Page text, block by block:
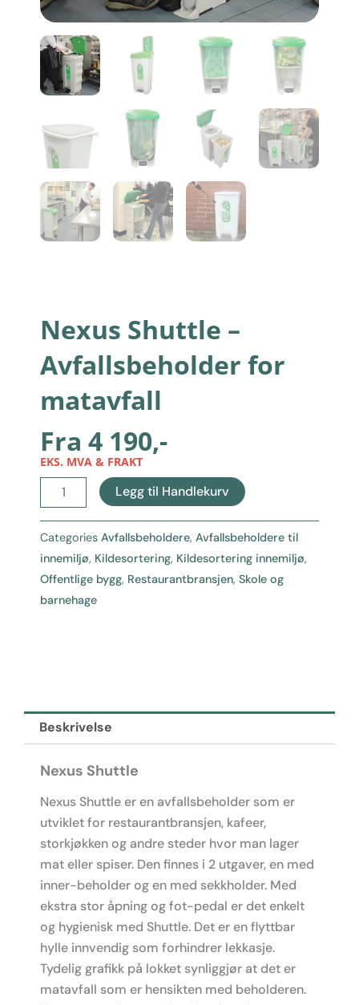
Nexus Shuttle –
Avfallsbeholder for
matavfall
Fra 4 190,-
EKS. MVA & FRAKT
Nexus
Shuttle
-
Avfallsbeholder
for
matavfall
Legg til Handlekurv
Categories Avfallsbeholdere, Avfallsbeholdere til
innemiljø, Kildesortering, Kildesortering innemiljø,
Offentlige bygg, Restaurantbransjen, Skole og
barnehage
Beskrivelse
Nexus Shuttle
Nexus Shuttle er en avfallsbeholder som er
utviklet for restaurantbransjen, kafeer,
storkjøkken og andre steder hvor man lager
mat eller spiser. Den finnes i 2 utgaver, en med
inner-beholder og en med sekkholder. Med
ekstra stor åpning og fot-pedal er det enkelt
og hygienisk med Shuttle. Det er en flyttbar
hylle innvendig som forhindrer lekkasje.
Tydelig grafikk på lokket synliggjør at det er
matavfall som er hensikten med beholderen.